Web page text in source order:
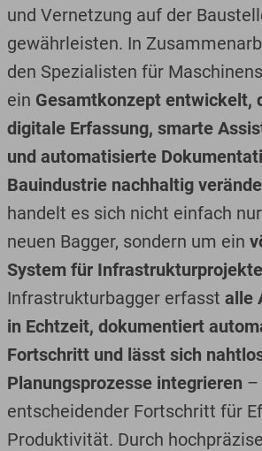
und Vernetzung auf der
gewährleisten. In
den Spezialisten für
ein Gesamtkonzept entwickelt,
digitale Erfassung, smarte
und automatisierte
Bauindustrie nachhaltig
handelt es sich nicht einfach
neuen Bagger, sondern um ein
System für Infrastrukturprojekte
Infrastrukturbagger erfasst alle
in Echtzeit, dokumentiert
Fortschritt und lässt sich
Planungsprozesse integrieren –
entscheidender Fortschritt für
Produktivität. Durch